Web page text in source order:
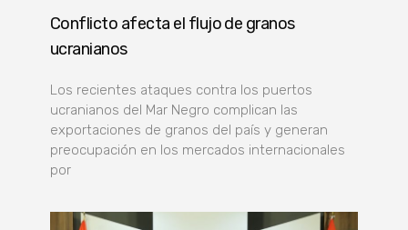
Conflicto afecta el flujo de granos
ucranianos
Los recientes ataques contra los puertos
ucranianos del Mar Negro complican las
exportaciones de granos del país y generan
preocupación en los mercados internacionales
por